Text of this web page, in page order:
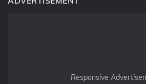
Responsive